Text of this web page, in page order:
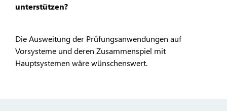
unterstützen?
Die Ausweitung der Prüfungsanwendungen auf
Vorsysteme und deren Zusammenspiel mit
Hauptsystemen wäre wünschenswert.